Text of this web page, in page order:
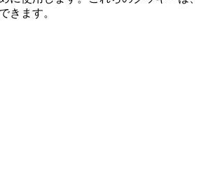
きます。